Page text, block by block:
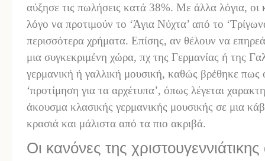
αύξησε τις πωλήσεις κατά 38%. Με άλλα λόγια,
λόγο να προτιμούν το ‘Άγια Νύχτα’ από το
περισσότερα χρήματα. Επίσης, αν θέλουν να
μια συγκεκριμένη χώρα, πχ της Γερμανίας ή της
γερμανική ή γαλλική μουσική, καθώς βρέθηκε πως
‘προτίμηση για τα αρχέτυπα’, όπως λέγεται
άκουσμα κλασικής γερμανικής μουσικής σε μια
κρασιά και μάλιστα από τα πιο ακριβά.
Οι κανόνες της